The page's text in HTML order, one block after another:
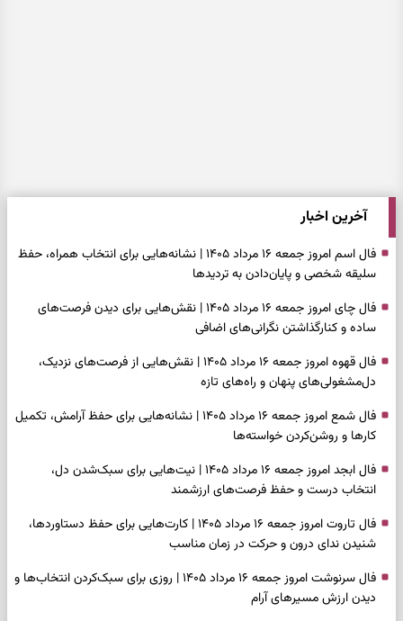
آخرین اخبار
فال اسم امروز جمعه ۱۶ مرداد ۱۴۰۵ | نشانه‌هایی برای انتخاب همراه، حفظ
سلیقه شخصی و پایان‌دادن به تردیدها
فال چای امروز جمعه ۱۶ مرداد ۱۴۰۵ | نقش‌هایی برای دیدن فرصت‌های
ساده و کنارگذاشتن نگرانی‌های اضافی
فال قهوه امروز جمعه ۱۶ مرداد ۱۴۰۵ | نقش‌هایی از فرصت‌های نزدیک،
دل‌مشغولی‌های پنهان و راه‌های تازه
فال شمع امروز جمعه ۱۶ مرداد ۱۴۰۵ | نشانه‌هایی برای حفظ آرامش، تکمیل
کارها و روشن‌کردن خواسته‌ها
فال ابجد امروز جمعه ۱۶ مرداد ۱۴۰۵ | نیت‌هایی برای سبک‌شدن دل،
انتخاب درست و حفظ فرصت‌های ارزشمند
فال تاروت امروز جمعه ۱۶ مرداد ۱۴۰۵ | کارت‌هایی برای حفظ دستاوردها،
شنیدن ندای درون و حرکت در زمان مناسب
فال سرنوشت امروز جمعه ۱۶ مرداد ۱۴۰۵ | روزی برای سبک‌کردن انتخاب‌ها و
دیدن ارزش مسیرهای آرام